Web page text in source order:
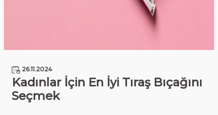
26.11.2024
Kadınlar İçin En İyi Tıraş Bıçağını
Seçmek